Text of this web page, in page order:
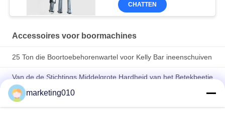
CHATTEN
Accessoires voor boormachines
25 Ton die Boortoebehorenwartel voor Kelly Bar ineenschuiven
Van de de Stichtings Middelgrote Hardheid van het Betekbeetje
de Rots Booremmer om Oogst van de de Tanden de
Roterende Snijder van de Steelbeitel
marketing010